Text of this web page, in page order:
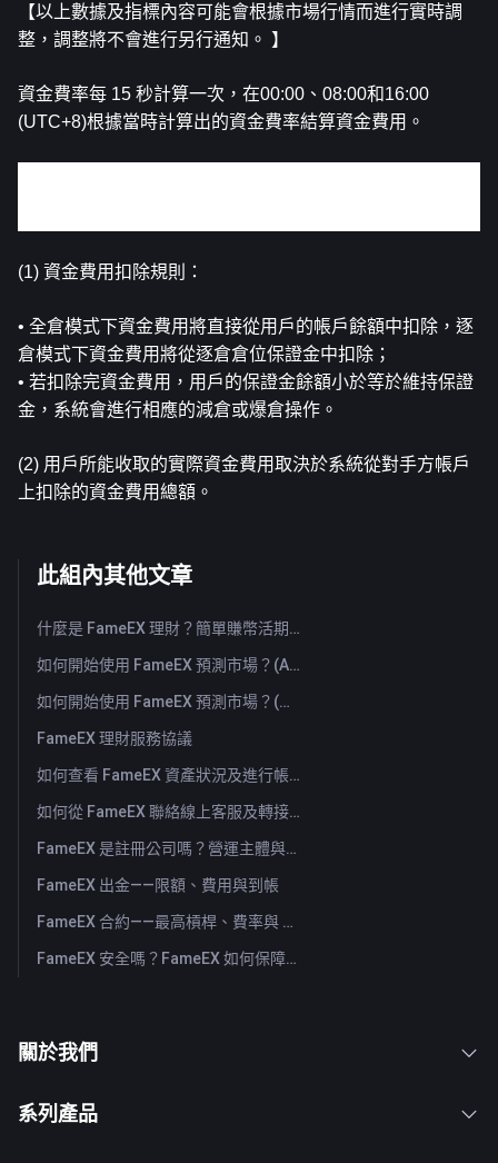
【以上數據及指標內容可能會根據市場行情而進行實時調
整，調整將不會進行另行通知。 】
資金費率每 15 秒計算一次，在00:00、08:00和16:00
(UTC+8)根據當時計算出的資金費率結算資金費用。
(1) 資金費用扣除規則：
• 全倉模式下資金費用將直接從用戶的帳戶餘額中扣除，逐
倉模式下資金費用將從逐倉倉位保證金中扣除；
• 若扣除完資金費用，用戶的保證金餘額小於等於維持保證
金，系統會進行相應的減倉或爆倉操作。
(2) 用戶所能收取的實際資金費用取決於系統從對手方帳戶
上扣除的資金費用總額。
此組內其他文章
什麼是 FameEX 理財？簡單賺幣活期與定期產品介紹
如何開始使用 FameEX 預測市場？(App)
如何開始使用 FameEX 預測市場？(Web)
FameEX 理財服務協議
如何查看 FameEX 資產狀況及進行帳戶劃轉？（App）
如何從 FameEX 聯絡線上客服及轉接人工客服？
FameEX 是註冊公司嗎？營運主體與註冊資訊
FameEX 出金——限額、費用與到帳
FameEX 合約——最高槓桿、費率與 USDⓈ-M 永續
FameEX 安全嗎？FameEX 如何保障用戶資金
關於我們
系列產品